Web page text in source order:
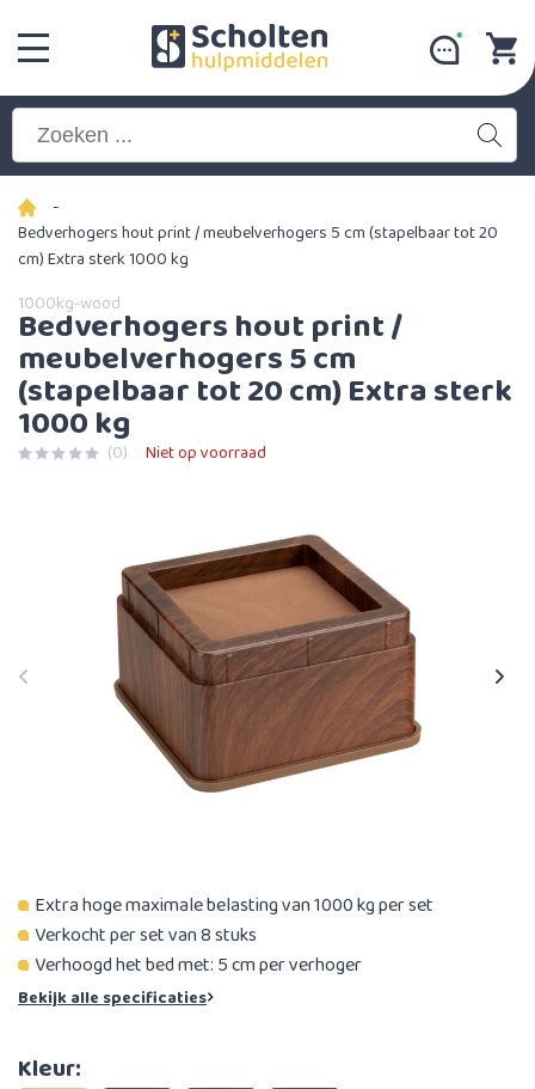
-
Bedverhogers hout print / meubelverhogers 5 cm (stapelbaar tot 20
cm) Extra sterk 1000 kg
1000kg-wood
Bedverhogers hout print /
meubelverhogers 5 cm
(stapelbaar tot 20 cm) Extra sterk
1000 kg
(0) Niet op voorraad
Extra hoge maximale belasting van 1000 kg per set
Verkocht per set van 8 stuks
Verhoogd het bed met: 5 cm per verhoger
Bekijk alle specificaties
Kleur: